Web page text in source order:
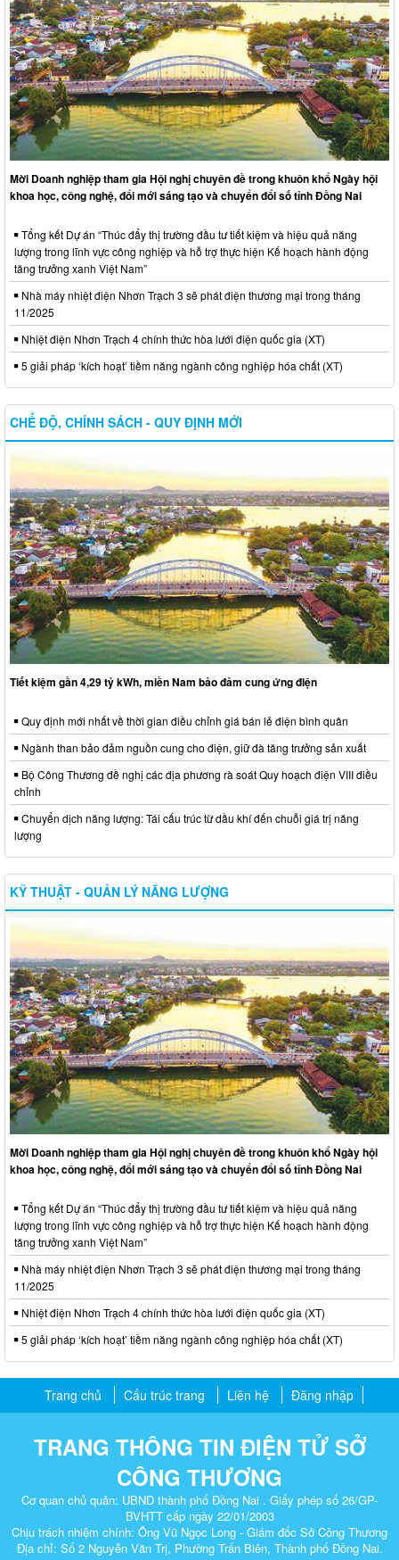
Mời Doanh nghiệp tham gia Hội nghị chuyên đề trong khuôn khổ Ngày hội
khoa học, công nghệ, đổi mới sáng tạo và chuyển đổi số tỉnh Đồng Nai
Tổng kết Dự án “Thúc đẩy thị trường đầu tư tiết kiệm và hiệu quả năng
lượng trong lĩnh vực công nghiệp và hỗ trợ thực hiện Kế hoạch hành động
tăng trưởng xanh Việt Nam”
Nhà máy nhiệt điện Nhơn Trạch 3 sẽ phát điện thương mại trong tháng
11/2025
Nhiệt điện Nhơn Trạch 4 chính thức hòa lưới điện quốc gia (XT)
5 giải pháp ‘kích hoạt’ tiềm năng ngành công nghiệp hóa chất (XT)
CHẾ ĐỘ, CHÍNH SÁCH - QUY ĐỊNH MỚI
Tiết kiệm gần 4,29 tỷ kWh, miền Nam bảo đảm cung ứng điện
Quy định mới nhất về thời gian điều chỉnh giá bán lẻ điện bình quân
Ngành than bảo đảm nguồn cung cho điện, giữ đà tăng trưởng sản xuất
Bộ Công Thương đề nghị các địa phương rà soát Quy hoạch điện VIII điều
chỉnh
Chuyển dịch năng lượng: Tái cấu trúc từ dầu khí đến chuỗi giá trị năng
lượng
KỸ THUẬT - QUẢN LÝ NĂNG LƯỢNG
Mời Doanh nghiệp tham gia Hội nghị chuyên đề trong khuôn khổ Ngày hội
khoa học, công nghệ, đổi mới sáng tạo và chuyển đổi số tỉnh Đồng Nai
Tổng kết Dự án “Thúc đẩy thị trường đầu tư tiết kiệm và hiệu quả năng
lượng trong lĩnh vực công nghiệp và hỗ trợ thực hiện Kế hoạch hành động
tăng trưởng xanh Việt Nam”
Nhà máy nhiệt điện Nhơn Trạch 3 sẽ phát điện thương mại trong tháng
11/2025
Nhiệt điện Nhơn Trạch 4 chính thức hòa lưới điện quốc gia (XT)
5 giải pháp ‘kích hoạt’ tiềm năng ngành công nghiệp hóa chất (XT)
Trang chủ Cấu trúc trang Liên hệ Đăng nhập
TRANG THÔNG TIN ĐIỆN TỬ SỞ
CÔNG THƯƠNG
Cơ quan chủ quản: UBND thành phố Đồng Nai . Giấy phép số 26/GP-
BVHTT cấp ngày 22/01/2003
Chịu trách nhiệm chính: Ông Vũ Ngọc Long - Giám đốc Sở Công Thương
Địa chỉ: Số 2 Nguyễn Văn Trị, Phường Trấn Biên, Thành phố Đồng Nai.